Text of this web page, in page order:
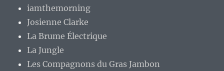
iamthemorning
Josienne Clarke
La Brume Électrique
La Jungle
Les Compagnons du Gras Jambon